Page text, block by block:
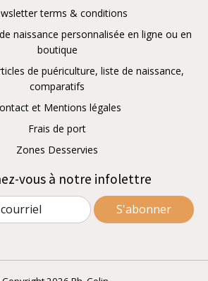
terms & conditions
naissance personnalisée en ligne ou en
boutique
de puériculture, liste de naissance,
comparatifs
et Mentions légales
Frais de port
Zones Desservies
vous à notre infolettre
S'abonner